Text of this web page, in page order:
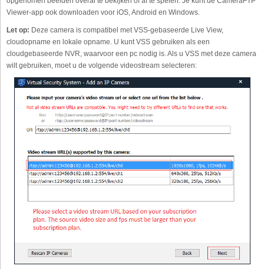
Viewer-app ook downloaden voor iOS, Android en Windows.
Let op: Deze camera is compatibel met VSS-gebaseerde Live View,
cloudopname en lokale opname. U kunt VSS gebruiken als een
cloudgebaseerde NVR, waarvoor een pc nodig is. Als u VSS met deze camera
wilt gebruiken, moet u de volgende videostream selecteren: